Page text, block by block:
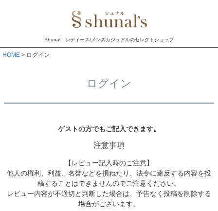
Shunal レディース/メンズカジュアルのセレクトショップ
HOME ログイン
ログイン
ゲストの方でもご記入できます。
注意事項
【レビュー記入時のご注意】
他人の権利、利益、名誉などを損ねたり、法令に違反する内容を投
稿することはできませんのでご注意ください。
レビュー内容が不適切と判断した場合は、予告なく投稿を削除する
場合がございます。